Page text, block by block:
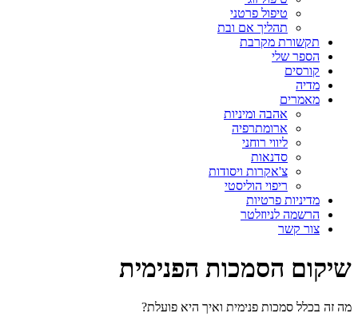
טיפול פרטני
תהליך אם ובת
תקשורת מקרבת
הספר שלי
קורסים
מדיה
מאמרים
אהבה ומיניות
ארומתרפיה
ליווי רוחני
סדנאות
צ'אקרות ויסודות
ריפוי הוליסטי
מדיניות פרטיות
הרשמה לניוזלטר
צור קשר
שיקום הסמכות הפנימית
מה זה בכלל סמכות פנימית ואיך היא פועלת?